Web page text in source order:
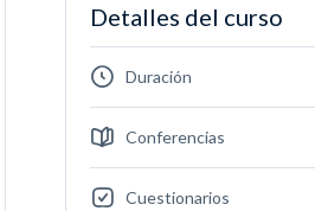
Detalles del curso
Duración
Conferencias
Cuestionarios